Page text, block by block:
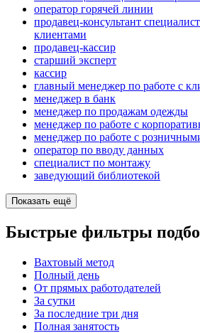
оператор горячей линии
продавец-консультант
клиентами
продавец-кассир
старший эксперт
кассир
главный менеджер по работе с
менеджер в банк
менеджер по продажам одежды
менеджер по работе с
менеджер по работе с
оператор по вводу данных
специалист по монтажу
заведующий библиотекой
Показать ещё
Быстрые фильтры
Вахтовый метод
Полный день
От прямых работодателей
За сутки
За последние три дня
Полная занятость